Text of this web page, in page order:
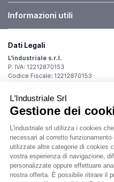
Informazioni utili
Dati Legali
L'industriale s.r.l.
P. IVA: 12212870153
Codice Fiscale: 12212870153
Sede Legale
Via Carlo Dolci, 32
20148 Milano (MI)
Italy
Registro Imprese
Iscrizione R.I.: 12212870153
REA: MI-1539011
Capitale sociale: Euro 10.400,00 i.v.